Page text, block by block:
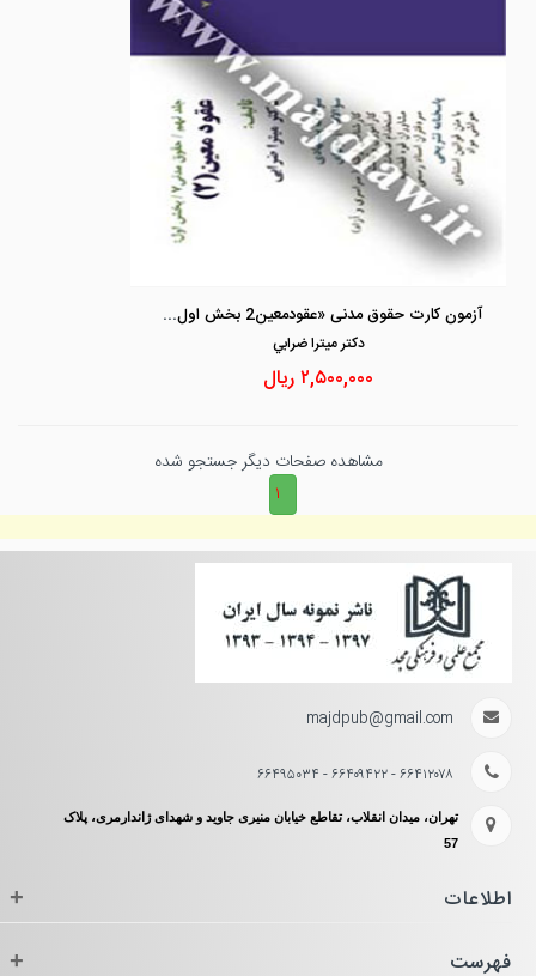
آزمون کارت حقوق مدنی «عقودمعین2 بخش اول» جلد 9
دكتر ميترا ضرابي
۲,۵۰۰,۰۰۰ریال
مشاهده صفحات دیگر جستجو شده
۱
majdpub@gmail.com
۶۶۴۱۲۰۷۸ - ۶۶۴۰۹۴۲۲ - ۶۶۴۹۵۰۳۴
تهران، میدان انقلاب، تقاطع خیابان منیری جاوید و شهدای ژاندارمری، پلاک
57
اطلاعات +
فهرست +